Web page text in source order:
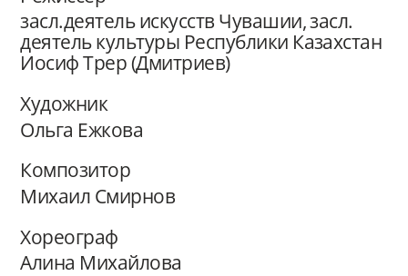
засл.деятель искусств Чувашии, засл.
деятель культуры Республики Казахстан
Иосиф Трер (Дмитриев)
Художник
Ольга Ежкова
Композитор
Михаил Смирнов
Хореограф
Алина Михайлова